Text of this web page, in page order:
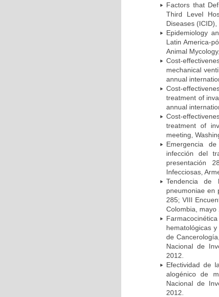
Factors that
Third Level
Diseases
Epidemiology
Latin America-
Animal
Cost-
mechanical
annual
Cost-
treatment of
annual
Cost-
treatment of
meeting,
Emergencia
infección del
presentación
Infecciosas,
Tendencia de
pneumoniae en
285; VIII
Colombia, mayo
hematológicas
de
Nacional de
2012.
Efectividad de
alogénico de
Nacional de
2012.